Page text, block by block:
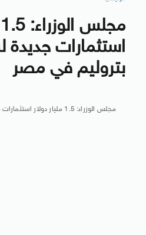
استثمارات
بتروليم في مصر